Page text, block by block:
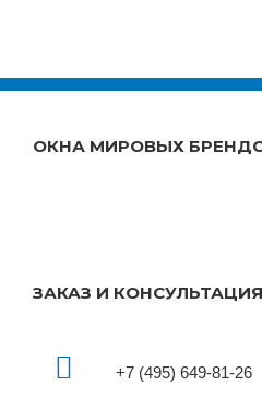
ОКНА МИРОВЫХ
ЗАКАЗ И
+7 (495) 649-81-26